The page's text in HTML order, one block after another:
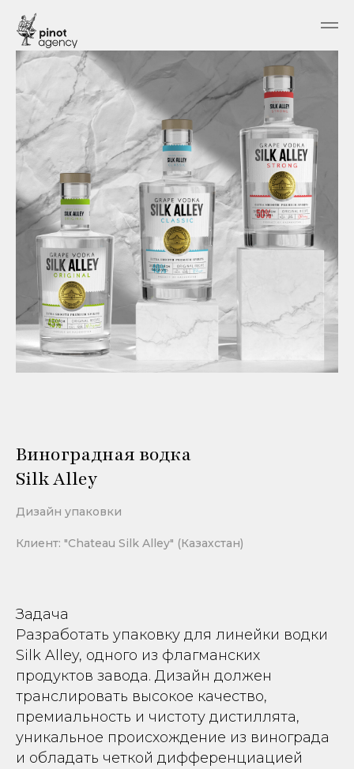
Виноградная водка
Silk Alley
Дизайн упаковки
Клиент: "Chateau Silk Alley" (Казахстан)
Задача
Разработать упаковку для линейки водки
Silk Alley, одного из флагманских
продуктов завода. Дизайн должен
транслировать высокое качество,
премиальность и чистоту дистиллята,
уникальное происхождение из винограда
и обладать четкой дифференциацией